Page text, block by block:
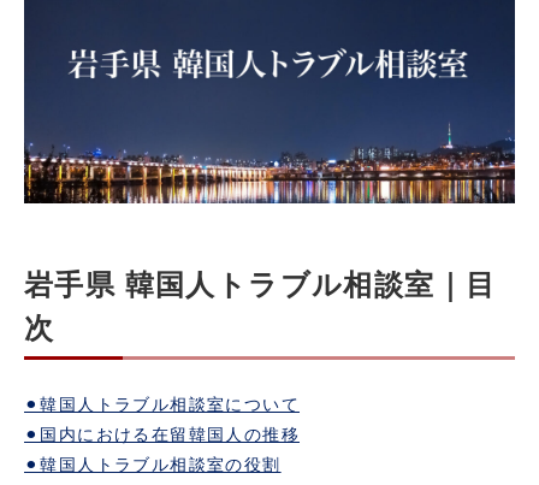
岩手県 韓国人トラブル相談室｜目
次
⚫︎韓国人トラブル相談室について
⚫︎国内における在留韓国人の推移
⚫︎韓国人トラブル相談室の役割